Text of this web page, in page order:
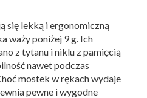
się lekką i ergonomiczną
waży poniżej 9 g. Ich
z tytanu i niklu z pamięcią
nawet podczas
mostek w rękach wydaje
pewne i wygodne